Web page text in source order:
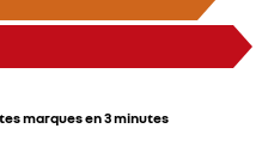
marques en 3 minutes